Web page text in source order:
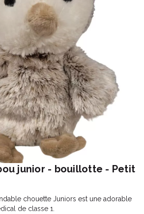
junior - bouillotte - Petit
chouette Juniors est une adorable
de classe 1.